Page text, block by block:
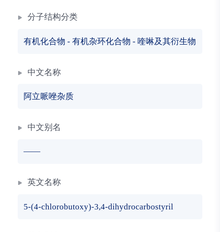
分子结构分类
有机化合物 - 有机杂环化合物 - 喹啉及其衍生物
中文名称
阿立哌唑杂质
中文别名
——
英文名称
5-(4-chlorobutoxy)-3,4-dihydrocarbostyril